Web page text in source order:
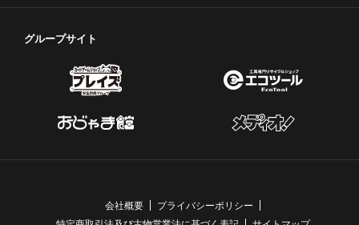
グループサイト
会社概要
プライバシーポリシー